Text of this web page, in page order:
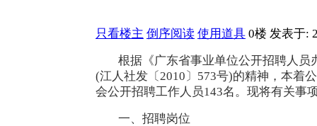
只看楼主 倒序阅读 使用道具 0楼 发表于:
根据《广东省事业单位公开招聘人
(江人社发〔2010〕573号)的精神，本着
会公开招聘工作人员143名。现将有关事
一、招聘岗位